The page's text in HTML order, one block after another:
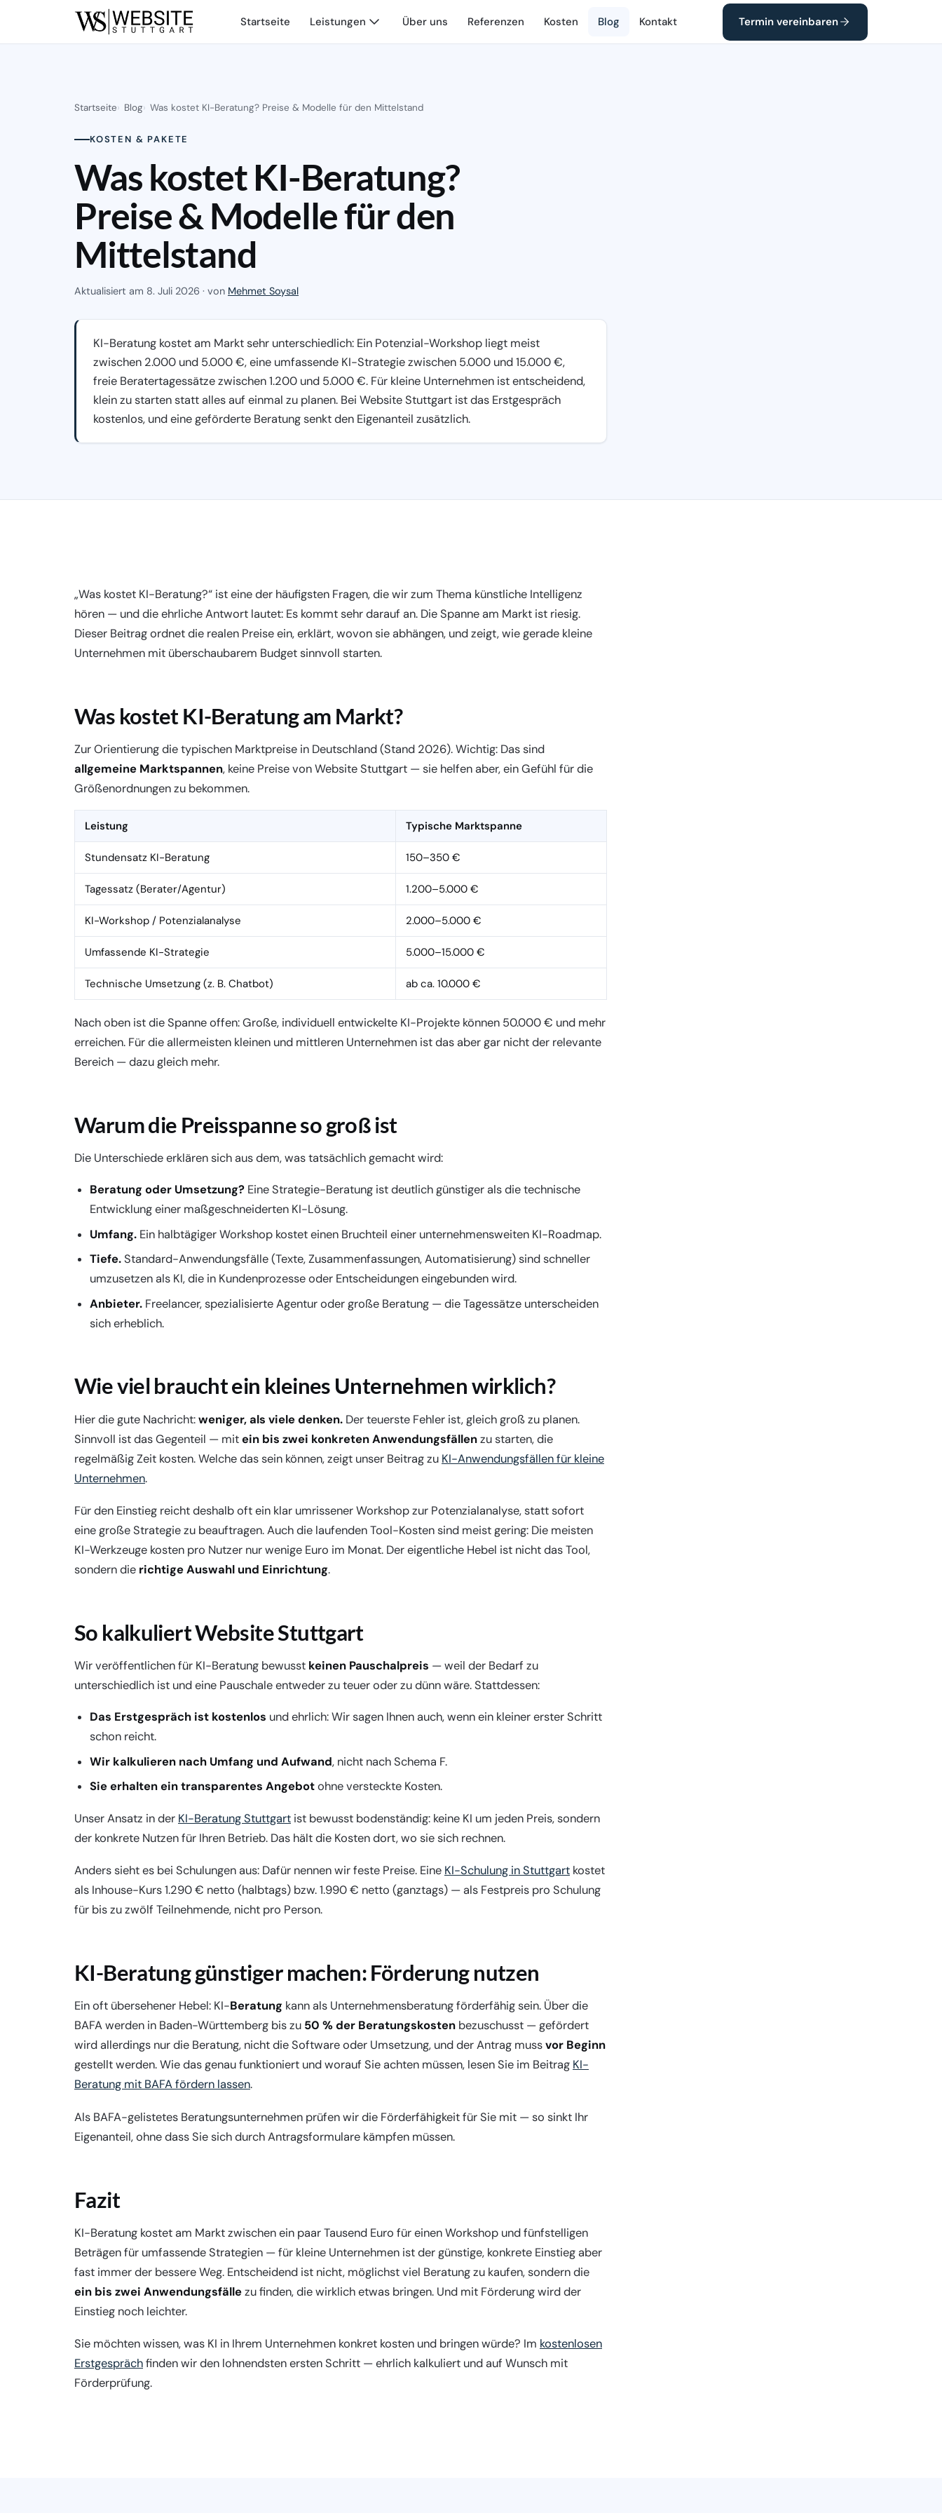
Startseite Leistungen Über uns Referenzen Kosten Blog Kontakt Termin vereinbaren
Startseite Blog Was kostet KI-Beratung? Preise & Modelle für den Mittelstand
KOSTEN & PAKETE
Was kostet KI-Beratung?
Preise & Modelle für den
Mittelstand
Aktualisiert am 8. Juli 2026 · von Mehmet Soysal
KI-Beratung kostet am Markt sehr unterschiedlich: Ein Potenzial-Workshop liegt meist
zwischen 2.000 und 5.000 €, eine umfassende KI-Strategie zwischen 5.000 und 15.000 €,
freie Beratertagessätze zwischen 1.200 und 5.000 €. Für kleine Unternehmen ist entscheidend,
klein zu starten statt alles auf einmal zu planen. Bei Website Stuttgart ist das Erstgespräch
kostenlos, und eine geförderte Beratung senkt den Eigenanteil zusätzlich.
„Was kostet KI-Beratung?“ ist eine der häufigsten Fragen, die wir zum Thema künstliche Intelligenz
hören — und die ehrliche Antwort lautet: Es kommt sehr darauf an. Die Spanne am Markt ist riesig.
Dieser Beitrag ordnet die realen Preise ein, erklärt, wovon sie abhängen, und zeigt, wie gerade kleine
Unternehmen mit überschaubarem Budget sinnvoll starten.
Was kostet KI-Beratung am Markt?
Zur Orientierung die typischen Marktpreise in Deutschland (Stand 2026). Wichtig: Das sind
allgemeine Marktspannen, keine Preise von Website Stuttgart — sie helfen aber, ein Gefühl für die
Größenordnungen zu bekommen.
Leistung Typische Marktspanne
Stundensatz KI-Beratung 150–350 €
Tagessatz (Berater/Agentur) 1.200–5.000 €
KI-Workshop / Potenzialanalyse 2.000–5.000 €
Umfassende KI-Strategie 5.000–15.000 €
Technische Umsetzung (z. B. Chatbot) ab ca. 10.000 €
Nach oben ist die Spanne offen: Große, individuell entwickelte KI-Projekte können 50.000 € und mehr
erreichen. Für die allermeisten kleinen und mittleren Unternehmen ist das aber gar nicht der relevante
Bereich — dazu gleich mehr.
Warum die Preisspanne so groß ist
Die Unterschiede erklären sich aus dem, was tatsächlich gemacht wird:
Beratung oder Umsetzung?Eine Strategie-Beratung ist deutlich günstiger als die technische
Entwicklung einer maßgeschneiderten KI-Lösung.
Umfang.Ein halbtägiger Workshop kostet einen Bruchteil einer unternehmensweiten KI-Roadmap.
Tiefe.Standard-Anwendungsfälle (Texte, Zusammenfassungen, Automatisierung) sind schneller
umzusetzen als KI, die in Kundenprozesse oder Entscheidungen eingebunden wird.
Anbieter.Freelancer, spezialisierte Agentur oder große Beratung — die Tagessätze unterscheiden
sich erheblich.
Wie viel braucht ein kleines Unternehmen wirklich?
Hier die gute Nachricht:weniger, als viele denken. Der teuerste Fehler ist, gleich groß zu planen.
Sinnvoll ist das Gegenteil — mitein bis zwei konkreten Anwendungsfällenzu starten, die
regelmäßig Zeit kosten. Welche das sein können, zeigt unser Beitrag zu KI-Anwendungsfällen für kleine
Unternehmen.
Für den Einstieg reicht deshalb oft ein klar umrissener Workshop zur Potenzialanalyse, statt sofort
eine große Strategie zu beauftragen. Auch die laufenden Tool-Kosten sind meist gering: Die meisten
KI-Werkzeuge kosten pro Nutzer nur wenige Euro im Monat. Der eigentliche Hebel ist nicht das Tool,
sondern die richtige Auswahl und Einrichtung.
So kalkuliert Website Stuttgart
Wir veröffentlichen für KI-Beratung bewusst keinen Pauschalpreis — weil der Bedarf zu
unterschiedlich ist und eine Pauschale entweder zu teuer oder zu dünn wäre. Stattdessen:
Das Erstgespräch ist kostenlos und ehrlich: Wir sagen Ihnen auch, wenn ein kleiner erster Schritt
schon reicht.
Wir kalkulieren nach Umfang und Aufwand, nicht nach Schema F.
Sie erhalten ein transparentes Angebotohne versteckte Kosten.
Unser Ansatz in der KI-Beratung Stuttgart ist bewusst bodenständig: keine KI um jeden Preis, sondern
der konkrete Nutzen für Ihren Betrieb. Das hält die Kosten dort, wo sie sich rechnen.
Anders sieht es bei Schulungen aus: Dafür nennen wir feste Preise. Eine KI-Schulung in Stuttgart kostet
als Inhouse-Kurs 1.290 € netto (halbtags) bzw. 1.990 € netto (ganztags) — als Festpreis pro Schulung
für bis zu zwölf Teilnehmende, nicht pro Person.
KI-Beratung günstiger machen: Förderung nutzen
Ein oft übersehener Hebel: KI-Beratung kann als Unternehmensberatung förderfähig sein. Über die
BAFA werden in Baden-Württemberg bis zu 50 % der Beratungskosten bezuschusst — gefördert
wird allerdings nur die Beratung, nicht die Software oder Umsetzung, und der Antrag mussvor Beginn
gestellt werden. Wie das genau funktioniert und worauf Sie achten müssen, lesen Sie im Beitrag KI-
Beratung mit BAFA fördern lassen.
Als BAFA-gelistetes Beratungsunternehmen prüfen wir die Förderfähigkeit für Sie mit — so sinkt Ihr
Eigenanteil, ohne dass Sie sich durch Antragsformulare kämpfen müssen.
Fazit
KI-Beratung kostet am Markt zwischen ein paar Tausend Euro für einen Workshop und fünfstelligen
Beträgen für umfassende Strategien — für kleine Unternehmen ist der günstige, konkrete Einstieg aber
fast immer der bessere Weg. Entscheidend ist nicht, möglichst viel Beratung zu kaufen, sondern die
ein bis zwei Anwendungsfällezu finden, die wirklich etwas bringen. Und mit Förderung wird der
Einstieg noch leichter.
Sie möchten wissen, was KI in Ihrem Unternehmen konkret kosten und bringen würde? Im kostenlosen
Erstgesprächfinden wir den lohnendsten ersten Schritt — ehrlich kalkuliert und auf Wunsch mit
Förderprüfung.